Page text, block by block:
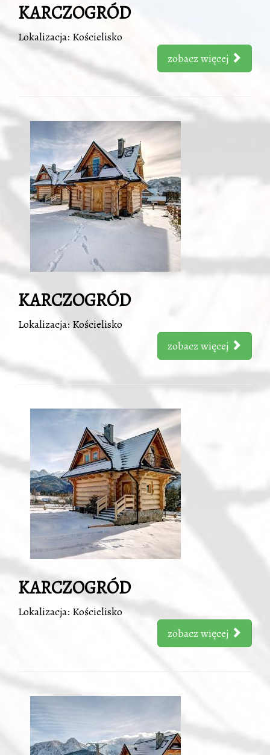
KARCZOGRÓD
Lokalizacja: Kościelisko
zobacz więcej
KARCZOGRÓD
Lokalizacja: Kościelisko
zobacz więcej
KARCZOGRÓD
Lokalizacja: Kościelisko
zobacz więcej